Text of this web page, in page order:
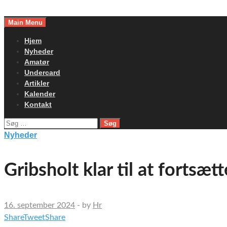
toMain Menu
Hjem
Nyheder
Amatør
Undercard
Artikler
Kalender
Kontakt
Søg
efter:
Nyheder
Gribsholt klar til at
16. september 2024 - by Hr
ShareTweetShare